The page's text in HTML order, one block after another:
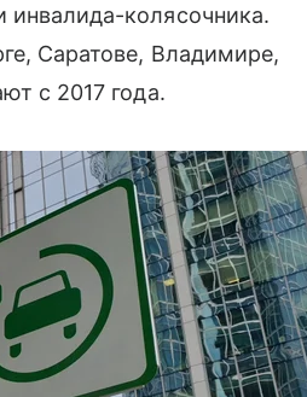
инвалида-колясочника.
Саратове, Владимире,
с 2017 года.